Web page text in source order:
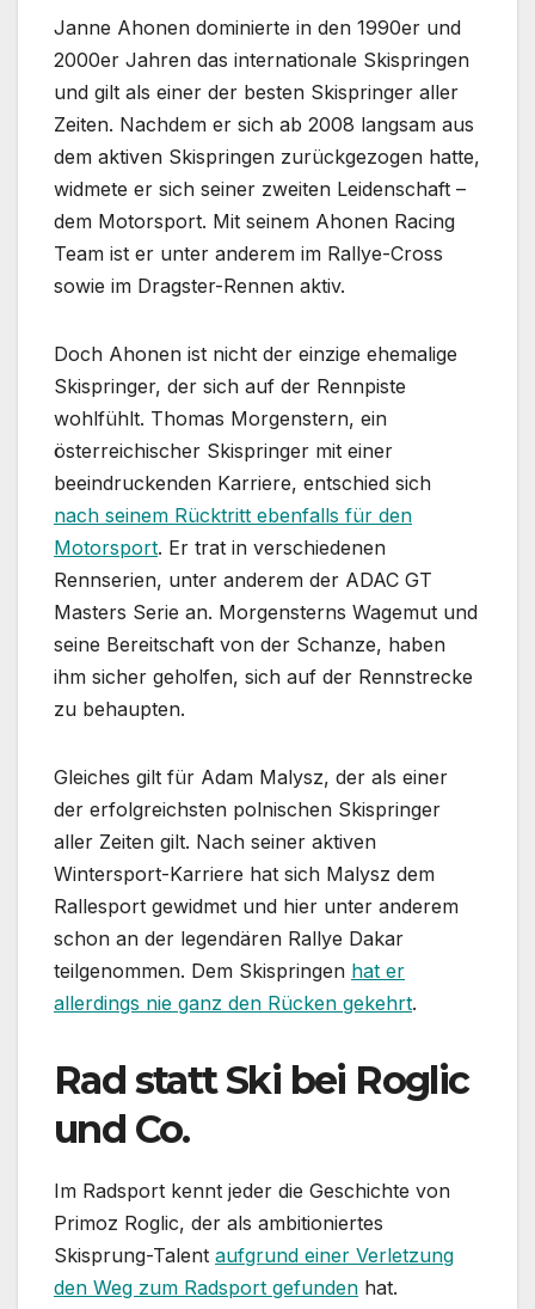
Janne Ahonen dominierte in den 1990er und
2000er Jahren das internationale Skispringen
und gilt als einer der besten Skispringer aller
Zeiten. Nachdem er sich ab 2008 langsam aus
dem aktiven Skispringen zurückgezogen hatte,
widmete er sich seiner zweiten Leidenschaft –
dem Motorsport. Mit seinem Ahonen Racing
Team ist er unter anderem im Rallye-Cross
sowie im Dragster-Rennen aktiv.
Doch Ahonen ist nicht der einzige ehemalige
Skispringer, der sich auf der Rennpiste
wohlfühlt. Thomas Morgenstern, ein
österreichischer Skispringer mit einer
beeindruckenden Karriere, entschied sich
nach seinem Rücktritt ebenfalls für den
Motorsport. Er trat in verschiedenen
Rennserien, unter anderem der ADAC GT
Masters Serie an. Morgensterns Wagemut und
seine Bereitschaft von der Schanze, haben
ihm sicher geholfen, sich auf der Rennstrecke
zu behaupten.
Gleiches gilt für Adam Malysz, der als einer
der erfolgreichsten polnischen Skispringer
aller Zeiten gilt. Nach seiner aktiven
Wintersport-Karriere hat sich Malysz dem
Rallesport gewidmet und hier unter anderem
schon an der legendären Rallye Dakar
teilgenommen. Dem Skispringen hat er
allerdings nie ganz den Rücken gekehrt.
Rad statt Ski bei Roglic
und Co.
Im Radsport kennt jeder die Geschichte von
Primoz Roglic, der als ambitioniertes
Skisprung-Talent aufgrund einer Verletzung
den Weg zum Radsport gefunden hat.